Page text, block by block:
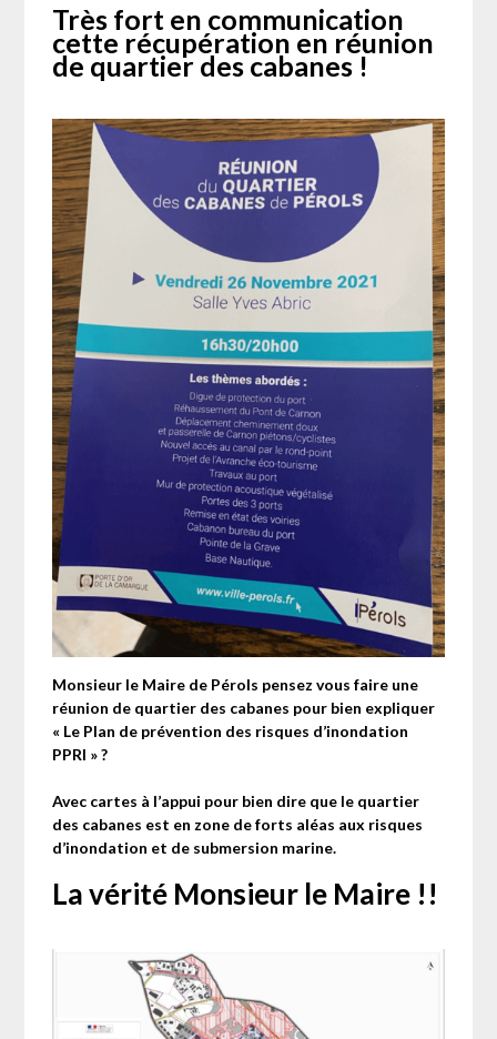
Très fort en communication
cette récupération en réunion
de quartier des cabanes !
Monsieur le Maire de Pérols pensez vous faire une
réunion de quartier des cabanes pour bien expliquer
« Le Plan de prévention des risques d’inondation
PPRI » ?
Avec cartes à l’appui pour bien dire que le quartier
des cabanes est en zone de forts aléas aux risques
d’inondation et de submersion marine.
La vérité Monsieur le Maire !!